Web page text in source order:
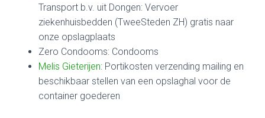
Transport b.v. uit Dongen: Vervoer
ziekenhuisbedden (TweeSteden ZH) gratis naar
onze opslagplaats
Zero Condooms: Condooms
Melis Gieterijen: Portikosten verzending mailing en
beschikbaar stellen van een opslaghal voor de
container goederen